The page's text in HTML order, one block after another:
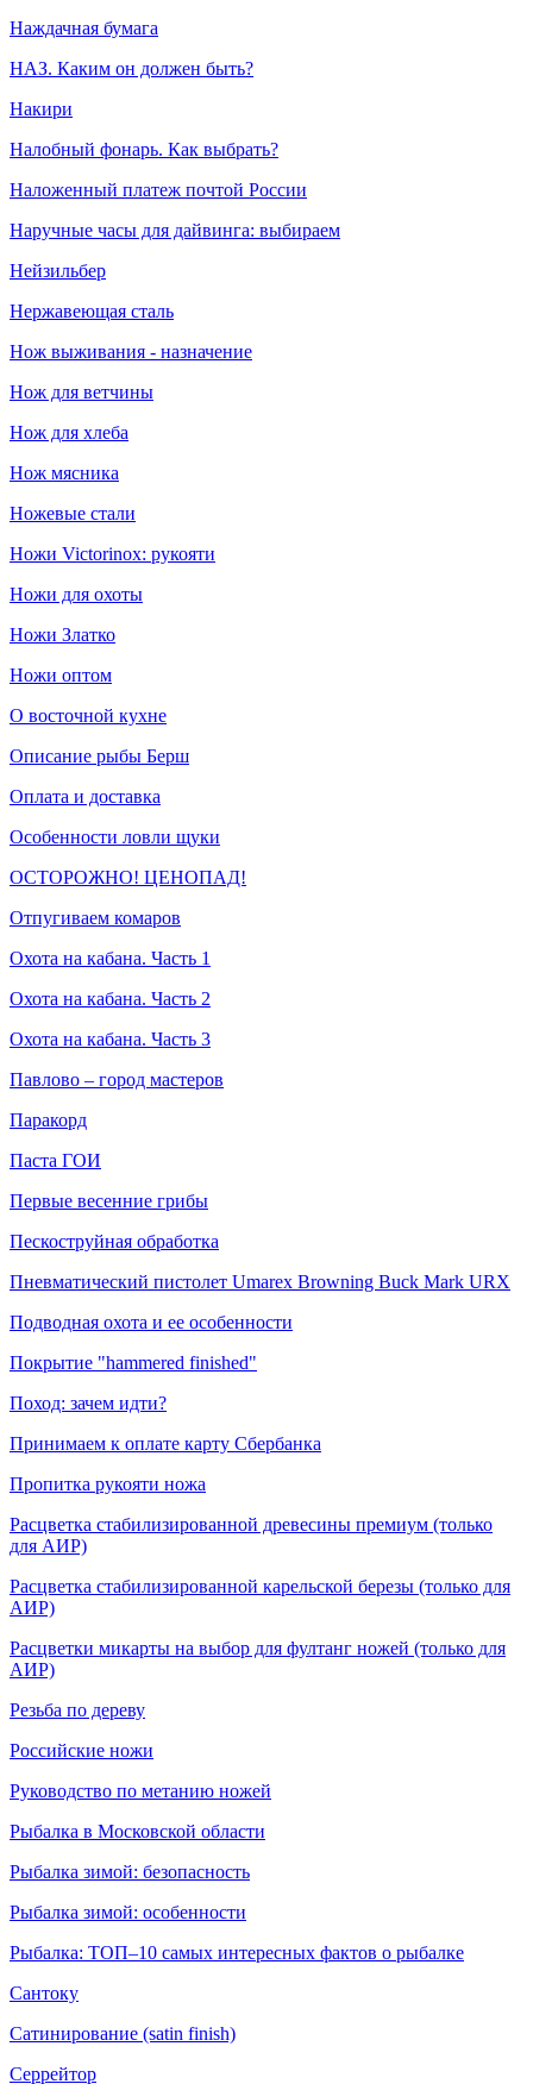
Наждачная бумага
НАЗ. Каким он должен быть?
Накири
Налобный фонарь. Как выбрать?
Наложенный платеж почтой России
Наручные часы для дайвинга: выбираем
Нейзильбер
Нержавеющая сталь
Нож выживания - назначение
Нож для ветчины
Нож для хлеба
Нож мясника
Ножевые стали
Ножи Victorinox: рукояти
Ножи для охоты
Ножи Златко
Ножи оптом
О восточной кухне
Описание рыбы Берш
Оплата и доставка
Особенности ловли щуки
ОСТОРОЖНО! ЦЕНОПАД!
Отпугиваем комаров
Охота на кабана. Часть 1
Охота на кабана. Часть 2
Охота на кабана. Часть 3
Павлово – город мастеров
Паракорд
Паста ГОИ
Первые весенние грибы
Пескоструйная обработка
Пневматический пистолет Umarex Browning Buck Mark URX
Подводная охота и ее особенности
Покрытие "hammered finished"
Поход: зачем идти?
Принимаем к оплате карту Сбербанка
Пропитка рукояти ножа
Расцветка стабилизированной древесины премиум (только
для АИР)
Расцветка стабилизированной карельской березы (только для
АИР)
Расцветки микарты на выбор для фултанг ножей (только для
АИР)
Резьба по дереву
Российские ножи
Руководство по метанию ножей
Рыбалка в Московской области
Рыбалка зимой: безопасность
Рыбалка зимой: особенности
Рыбалка: ТОП–10 самых интересных фактов о рыбалке
Сантоку
Сатинирование (satin finish)
Серрейтор